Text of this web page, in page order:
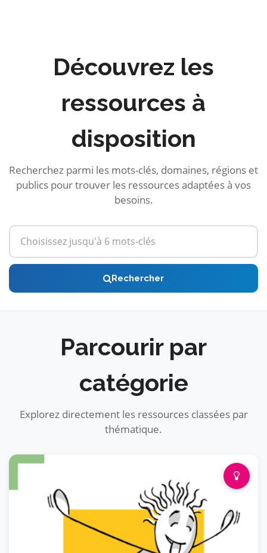
Découvrez les
ressources à
disposition
Recherchez parmi les mots-clés, domaines, régions et
publics pour trouver les ressources adaptées à vos
besoins.
Rechercher
Parcourir par
catégorie
Explorez directement les ressources classées par
thématique.